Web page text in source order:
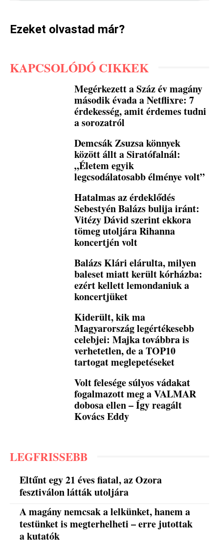
Ezeket olvastad már?
KAPCSOLÓDÓ CIKKEK
Megérkezett a Száz év magány
második évada a Netflixre: 7
érdekesség, amit érdemes tudni
a sorozatról
Demcsák Zsuzsa könnyek
között állt a Siratófalnál:
„Életem egyik
legcsodálatosabb élménye volt”
Hatalmas az érdeklődés
Sebestyén Balázs bulija iránt:
Vitézy Dávid szerint ekkora
tömeg utoljára Rihanna
koncertjén volt
Balázs Klári elárulta, milyen
baleset miatt került kórházba:
ezért kellett lemondaniuk a
koncertjüket
Kiderült, kik ma
Magyarország legértékesebb
celebjei: Majka továbbra is
verhetetlen, de a TOP10
tartogat meglepetéseket
Volt felesége súlyos vádakat
fogalmazott meg a VALMAR
dobosa ellen – Így reagált
Kovács Eddy
LEGFRISSEBB
Eltűnt egy 21 éves fiatal, az Ozora
fesztiválon látták utoljára
A magány nemcsak a lelkünket, hanem a
testünket is megterhelheti – erre jutottak
a kutatók